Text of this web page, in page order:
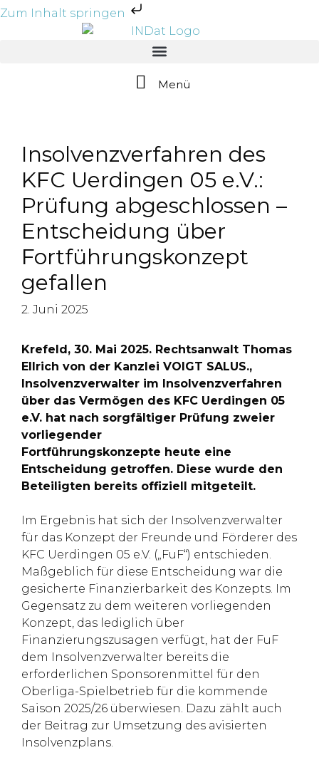
Zum Inhalt springen
Menü
Insolvenzverfahren des
KFC Uerdingen 05 e.V.:
Prüfung abgeschlossen –
Entscheidung über
Fortführungskonzept
gefallen
2. Juni 2025
Krefeld, 30. Mai 2025. Rechtsanwalt Thomas
Ellrich von der Kanzlei VOIGT SALUS.,
Insolvenzverwalter im Insolvenzverfahren
über das Vermögen des KFC Uerdingen 05
e.V. hat nach sorgfältiger Prüfung zweier
vorliegender
Fortführungskonzepte heute eine
Entscheidung getroffen. Diese wurde den
Beteiligten bereits offiziell mitgeteilt.
Im Ergebnis hat sich der Insolvenzverwalter
für das Konzept der Freunde und Förderer des
KFC Uerdingen 05 e.V. („FuF“) entschieden.
Maßgeblich für diese Entscheidung war die
gesicherte Finanzierbarkeit des Konzepts. Im
Gegensatz zu dem weiteren vorliegenden
Konzept, das lediglich über
Finanzierungszusagen verfügt, hat der FuF
dem Insolvenzverwalter bereits die
erforderlichen Sponsorenmittel für den
Oberliga-Spielbetrieb für die kommende
Saison 2025/26 überwiesen. Dazu zählt auch
der Beitrag zur Umsetzung des avisierten
Insolvenzplans.